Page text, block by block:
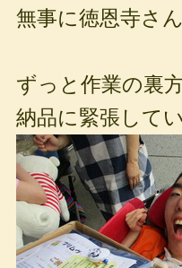
無事に徳恩寺さ
ずっと作業の裏
納品に緊張して